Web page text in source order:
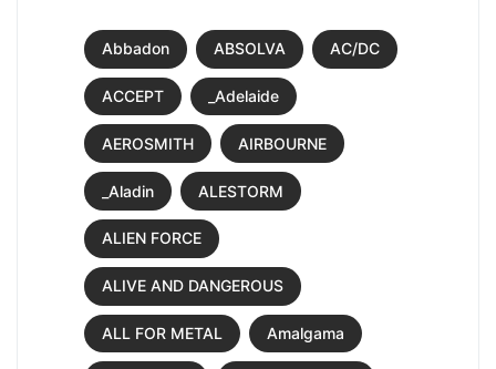
Abbadon ABSOLVA AC/DC
ACCEPT _Adelaide
AEROSMITH AIRBOURNE
_Aladin ALESTORM
ALIEN FORCE
ALIVE AND DANGEROUS
ALL FOR METAL Amalgama